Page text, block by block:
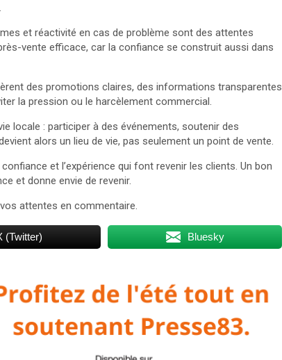
et réactivité en cas de problème sont des attentes
vente efficace, car la confiance se construit aussi dans
des promotions claires, des informations transparentes
la pression ou le harcèlement commercial.
locale : participer à des événements, soutenir des
alors un lieu de vie, pas seulement un point de vente.
et l’expérience qui font revenir les clients. Un bon
et donne envie de revenir.
attentes en commentaire.
(Twitter) Bluesky